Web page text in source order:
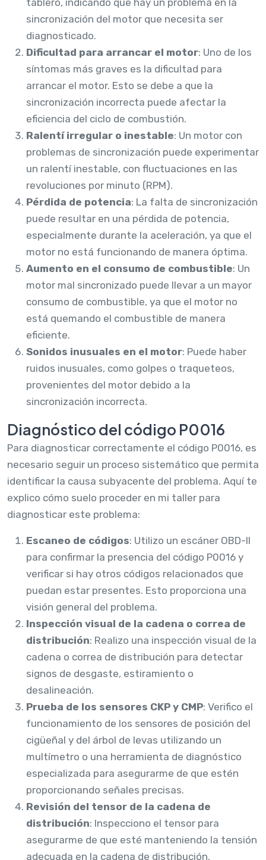
sincronización del motor que necesita ser
diagnosticado.
Dificultad para arrancar el motor: Uno de los
síntomas más graves es la dificultad para
arrancar el motor. Esto se debe a que la
sincronización incorrecta puede afectar la
eficiencia del ciclo de combustión.
Ralentí irregular o inestable: Un motor con
problemas de sincronización puede experimentar
un ralentí inestable, con fluctuaciones en las
revoluciones por minuto (RPM).
Pérdida de potencia: La falta de sincronización
puede resultar en una pérdida de potencia,
especialmente durante la aceleración, ya que el
motor no está funcionando de manera óptima.
Aumento en el consumo de combustible: Un
motor mal sincronizado puede llevar a un mayor
consumo de combustible, ya que el motor no
está quemando el combustible de manera
eficiente.
Sonidos inusuales en el motor: Puede haber
ruidos inusuales, como golpes o traqueteos,
provenientes del motor debido a la
sincronización incorrecta.
Diagnóstico del código P0016
Para diagnosticar correctamente el código P0016, es
necesario seguir un proceso sistemático que permita
identificar la causa subyacente del problema. Aquí te
explico cómo suelo proceder en mi taller para
diagnosticar este problema:
Escaneo de códigos: Utilizo un escáner OBD-II
para confirmar la presencia del código P0016 y
verificar si hay otros códigos relacionados que
puedan estar presentes. Esto proporciona una
visión general del problema.
Inspección visual de la cadena o correa de
distribución: Realizo una inspección visual de la
cadena o correa de distribución para detectar
signos de desgaste, estiramiento o
desalineación.
Prueba de los sensores CKP y CMP: Verifico el
funcionamiento de los sensores de posición del
cigüeñal y del árbol de levas utilizando un
multímetro o una herramienta de diagnóstico
especializada para asegurarme de que estén
proporcionando señales precisas.
Revisión del tensor de la cadena de
distribución: Inspecciono el tensor para
asegurarme de que esté manteniendo la tensión
adecuada en la cadena de distribución.